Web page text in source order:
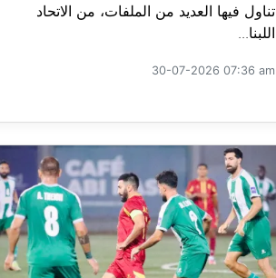
تناول فيها العديد من الملفات، من الاتحاد
اللبنا...
30-07-2026 07:36 am